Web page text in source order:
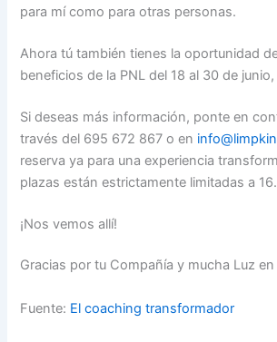
para mí como para otras personas.
Ahora tú también tienes la oportunidad
beneficios de la PNL del 18 al 30 de
Si deseas más información, ponte en
través del 695 672 867 o en
reserva ya para una experiencia
plazas están estrictamente limitadas a 16.
¡Nos vemos allí!
Gracias por tu Compañía y mucha Luz
Fuente: El coaching transformador